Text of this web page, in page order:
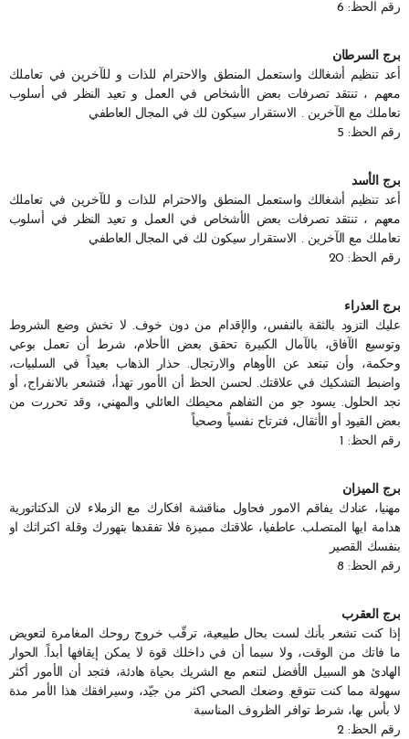
رقم الحظ: 6
برج السرطان
أعد تنظيم أشغالك واستعمل المنطق والاحترام للذات و للآخرين في تعاملك
معهم ، تنتقد تصرفات بعض الأشخاص في العمل و تعيد النظر في أسلوب
تعاملك مع الآخرين . الاستقرار سيكون لك في المجال العاطفي
رقم الحظ: 5
برج الأسد
أعد تنظيم أشغالك واستعمل المنطق والاحترام للذات و للآخرين في تعاملك
معهم ، تنتقد تصرفات بعض الأشخاص في العمل و تعيد النظر في أسلوب
تعاملك مع الآخرين . الاستقرار سيكون لك في المجال العاطفي
رقم الحظ: 20
برج العذراء
عليك التزود بالثقة بالنفس، والإقدام من دون خوف. لا تخش وضع الشروط
وتوسيع الآفاق، بالآمال الكبيرة تحقق بعض الأحلام، شرط أن تعمل بوعي
وحكمة، وأن تبتعد عن الأوهام والارتجال. حذار الذهاب بعيداً في السلبيات،
واضبط التشكيك في علاقتك. لحسن الحظ أن الأمور تهدأ، فتشعر بالانفراج، أو
تجد الحلول. يسود جو من التفاهم محيطك العائلي والمهني، وقد تحررت من
بعض القيود أو الأثقال، فترتاح نفسياً وصحياً
رقم الحظ: 1
برج الميزان
مهنيا، عنادك يفاقم الامور فحاول مناقشة افكارك مع الزملاء لان الدكتاتورية
هدامة ايها المتصلب. عاطفيا، علاقتك مميزة فلا تفقدها بتهورك وقلة اكتراثك او
بنفسك القصير
رقم الحظ: 8
برج العقرب
إذا كنت تشعر بأنك لست بحال طبيعية، ترقّب خروج روحك المغامرة لتعويض
ما فاتك من الوقت، ولا سيما أن في داخلك قوة لا يمكن إيقافها أبداً. الحوار
الهادئ هو السبيل الأفضل لتنعم مع الشريك بحياة هادئة، فتجد أن الأمور أكثر
سهولة مما كنت تتوقع. وضعك الصحي اكثر من جيّد، وسيرافقك هذا الأمر مدة
لا بأس بها، شرط توافر الظروف المناسبة
رقم الحظ: 2